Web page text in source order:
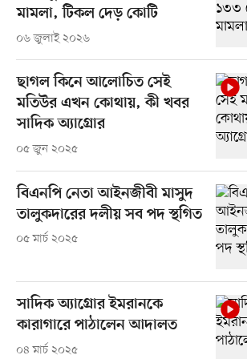
মামলা, টিকল দেড় কোটি
০৬ জুলাই ২০২৬
ছাগল কিনে আলোচিত সেই
মতিউর এখন কোথায়, কী খবর
সাদিক অ্যাগ্রোর
০৫ জুন ২০২৫
বিএনপি নেতা আইনজীবী মাসুদ
তালুকদারের দলীয় সব পদ স্থগিত
০৫ মার্চ ২০২৫
সাদিক অ্যাগ্রোর ইমরানকে
কারাগারে পাঠালেন আদালত
০৪ মার্চ ২০২৫